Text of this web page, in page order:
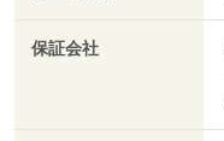
保証会社